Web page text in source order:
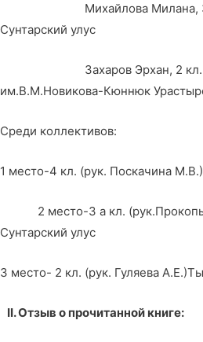
Михайлова Милана, 3 кл.
Сунтарский улус
Захаров Эрхан, 2 кл. (рук.
им.В.М.Новикова-Кюннюк
Среди коллективов:
1 место-4 кл. (рук. Поскачина
2 место-3 а кл.
Сунтарский улус
3 место- 2 кл. (рук. Гуляева
II.Отзыв о прочитанной книге: